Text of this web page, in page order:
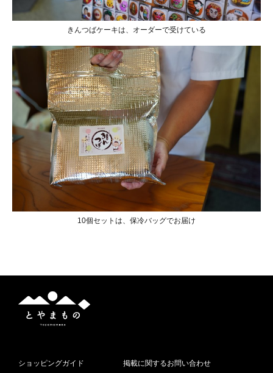
きんつばケーキは、オーダーで受けている
10個セットは、保冷バッグでお届け
と
や
の
ショッピングガイド 掲載に関するお問い合わせ